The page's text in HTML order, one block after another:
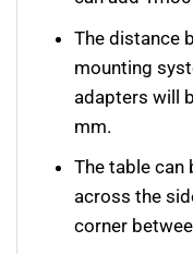
The distance
mounting
adapters will
mm.
The table can
across the
corner